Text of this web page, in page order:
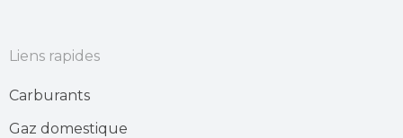
Liens rapides
Carburants
Gaz domestique